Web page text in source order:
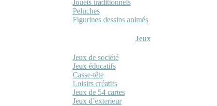
Jouets traditionnels
Peluches
Figurines dessins animés
Jeux
Jeux de société
Jeux éducatifs
Casse-tête
Loisirs créatifs
Jeux de 54 cartes
Jeux d’exterieur